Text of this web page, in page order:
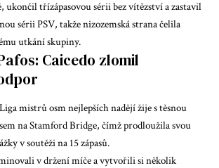
ukončil třízápasovou sérii bez vítězství a zastavil
sérii PSV, takže nizozemská strana čelila
utkání skupiny.
Caicedo zlomil
Liga mistrůosm nejlepších nadějí žije s těsnou
na Stamford Bridge, čímž prodloužila svou
v soutěži na 15 zápasů.
v držení míče a vytvořili si několik